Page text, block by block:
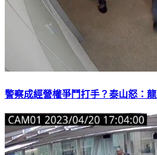
警察成經營權爭鬥打手？泰山怒：